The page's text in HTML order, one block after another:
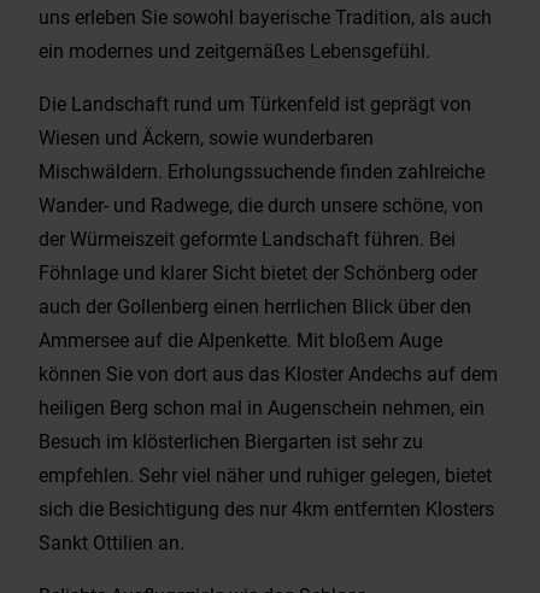
uns erleben Sie sowohl bayerische Tradition, als auch
ein modernes und zeitgemäßes Lebensgefühl.
Die Landschaft rund um Türkenfeld ist geprägt von
Wiesen und Äckern, sowie wunderbaren
Mischwäldern. Erholungssuchende finden zahlreiche
Wander- und Radwege, die durch unsere schöne, von
der Würmeiszeit geformte Landschaft führen. Bei
Föhnlage und klarer Sicht bietet der Schönberg oder
auch der Gollenberg einen herrlichen Blick über den
Ammersee auf die Alpenkette. Mit bloßem Auge
können Sie von dort aus das Kloster Andechs auf dem
heiligen Berg schon mal in Augenschein nehmen, ein
Besuch im klösterlichen Biergarten ist sehr zu
empfehlen. Sehr viel näher und ruhiger gelegen, bietet
sich die Besichtigung des nur 4km entfernten Klosters
Sankt Ottilien an.